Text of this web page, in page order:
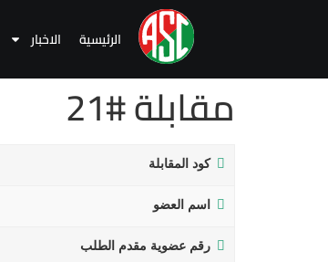
الرئيسية الاخبار
مقابلة #21
كود المقابلة
اسم العضو
رقم عضوية مقدم الطلب